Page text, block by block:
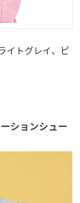
イトグレイ、ピ
ションシュー